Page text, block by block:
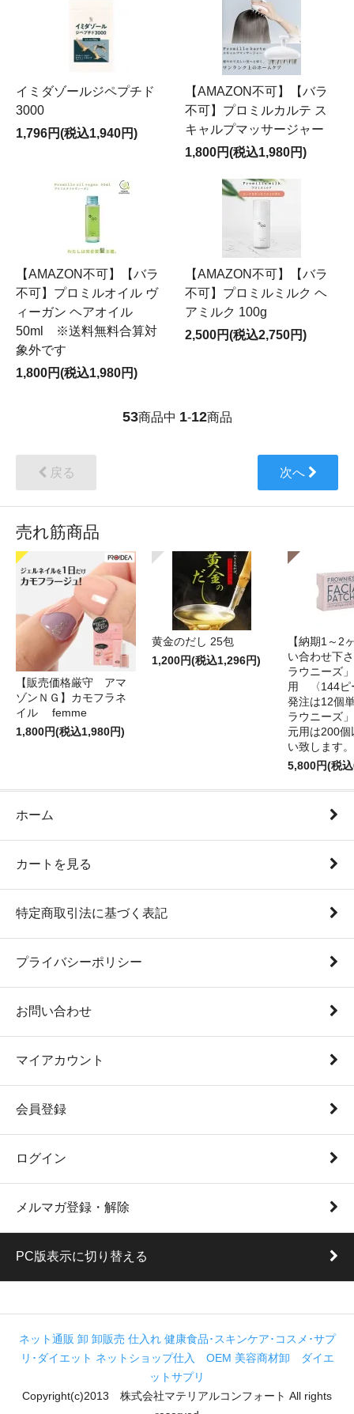
イミダゾールジペプチド
3000
1,796円(税込1,940円)
【AMAZON不可】【バラ
不可】プロミルカルテ ス
キャルプマッサージャー
1,800円(税込1,980円)
【AMAZON不可】【バラ
不可】プロミルオイル ヴ
ィーガン ヘアオイル
50ml ※送料無料合算対
象外です
1,800円(税込1,980円)
【AMAZON不可】【バラ
不可】プロミルミルク ヘ
アミルク 100g
2,500円(税込2,750円)
53商品中 1-12商品
戻る 次へ
売れ筋商品
【販売価格厳守 アマ
ゾンＮＧ】カモフラネ
イル femme
1,800円(税込1,980円)
黄金のだし 25包
1,200円(税込1,296円)
【納期1～2
い合わせ下
ラウニーズ
用 〈144
発注は12個
ラウニーズ
元用は200個
い致します。
5,800円(税
ホーム
カートを見る
特定商取引法に基づく表記
プライバシーポリシー
お問い合わせ
マイアカウント
会員登録
ログイン
メルマガ登録・解除
PC版表示に切り替える
ネット通販 卸 卸販売 仕入れ 健康食品･スキンケア･コスメ･サプ
リ･ダイエット ネットショップ仕入 OEM 美容商材卸 ダイエ
ットサプリ
Copyright(c)2013 株式会社マテリアルコンフォート All rights